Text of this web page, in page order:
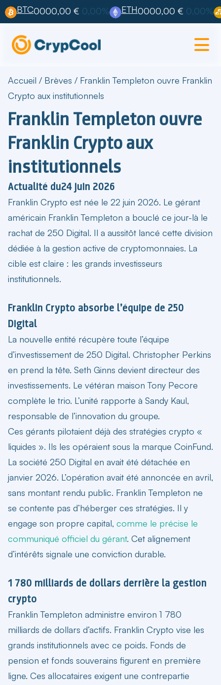
BTC0000,00 € 0,00% ETH0000,00 € 0,00%
Accueil / Brèves / Franklin Templeton ouvre Franklin
Crypto aux institutionnels
Franklin Templeton ouvre
Franklin Crypto aux
institutionnels
Actualité du24 juin 2026
Franklin Crypto est née le 22 juin 2026. Le gérant
américain Franklin Templeton a bouclé ce jour-là le
rachat de 250 Digital. Il a aussitôt lancé cette division
dédiée à la gestion active de cryptomonnaies. La
cible est claire : les grands investisseurs
institutionnels.
Franklin Crypto absorbe l’équipe de 250
Digital
La nouvelle entité récupère toute l’équipe
d’investissement de 250 Digital. Christopher Perkins
en prend la tête. Seth Ginns devient directeur des
investissements. Le vétéran maison Tony Pecore
complète le trio. L’unité rapporte à Sandy Kaul,
responsable de l’innovation du groupe.
Ces gérants pilotaient déjà des stratégies crypto «
liquides ». Ils les opéraient sous la marque CoinFund.
La société 250 Digital en avait été détachée en
janvier 2026. L’opération avait été annoncée en avril,
sans montant rendu public. Franklin Templeton ne
se contente pas d’héberger ces stratégies. Il y
engage son propre capital, comme le précise le
communiqué officiel du gérant. Cet alignement
d’intérêts signale une conviction durable.
1 780 milliards de dollars derrière la gestion
crypto
Franklin Templeton administre environ 1 780
milliards de dollars d’actifs. Franklin Crypto vise les
grands institutionnels avec ce poids. Fonds de
pension et fonds souverains figurent en première
ligne. Ces allocataires exigent une contrepartie